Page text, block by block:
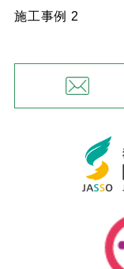
施工事例 2